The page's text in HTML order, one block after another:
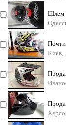
Шлем
разме
Почти
Киев,